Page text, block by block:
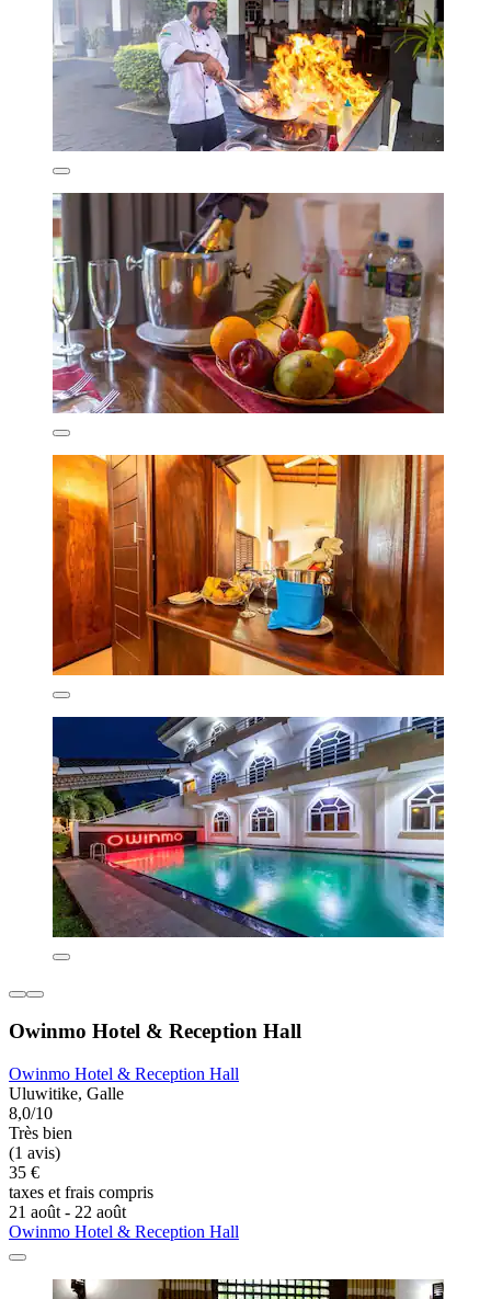
Owinmo Hotel & Reception Hall
Owinmo Hotel & Reception Hall
Uluwitike, Galle
8,0/10
Très bien
(1 avis)
35 €
taxes et frais compris
21 août - 22 août
Owinmo Hotel & Reception Hall